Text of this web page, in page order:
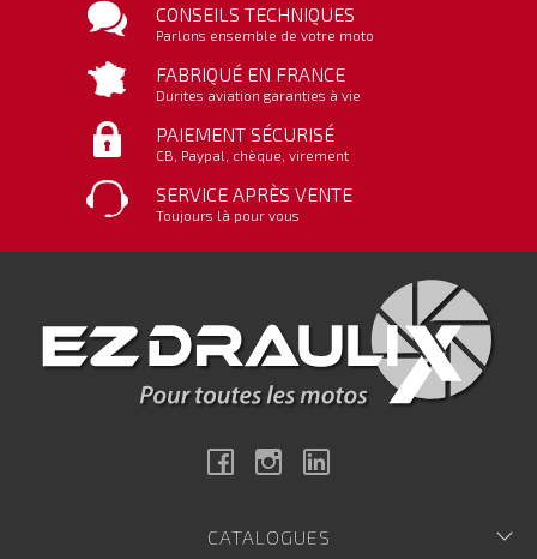
CONSEILS TECHNIQUES
Parlons ensemble de votre moto
FABRIQUÉ EN FRANCE
Durites aviation garanties à vie
PAIEMENT SÉCURISÉ
CB, Paypal, chèque, virement
SERVICE APRÈS VENTE
Toujours là pour vous
FacebookInstagram
CATALOGUES